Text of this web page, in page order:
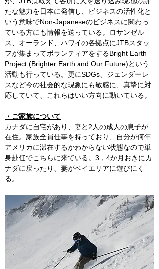
たな魅力を日本に発信し、ビジネスの活性化と
いう意味でNon-Japaneseのビジネスに関わっ
ている方にも情報を送っている。ロサンゼル
ス、オーランド、ハワイの各拠点にJTBスタッ
フが集まってボランティアをするBright Earth
Project (Brighter Earth and Our Future)という
活動も行っている。更にSDGs、ジェンダーレ
スなど今の社会的な現象にも敏感に、真摯に対
応していて、これらはいい方向に動いている。
・ご家族について
カナダに自宅があり、妻と2人の成人の息子が
在住。家族全員仕事を持っており、自分が何年
アメリカに滞在するかわからない状態なので単
身赴任でこちらに来ている。3，4か月おきにカ
ナダに戻ったり、妻がベイエリアに遊びにく
る。